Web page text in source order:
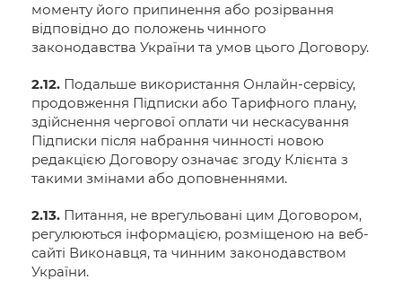
моменту його припинення або розірвання
відповідно до положень чинного
законодавства України та умов цього Договору.
2.12. Подальше використання Онлайн-сервісу,
продовження Підписки або Тарифного плану,
здійснення чергової оплати чи нескасування
Підписки після набрання чинності новою
редакцією Договору означає згоду Клієнта з
такими змінами або доповненнями.
2.13. Питання, не врегульовані цим Договором,
регулюються інформацією, розміщеною на веб-
сайті Виконавця, та чинним законодавством
України.